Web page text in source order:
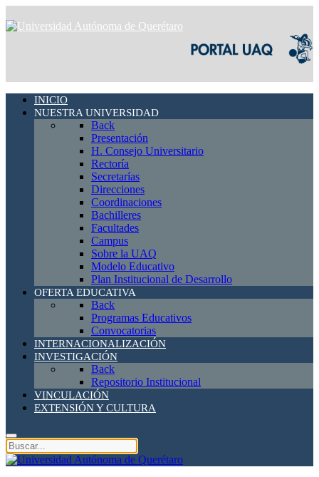
INICIO
NUESTRA UNIVERSIDAD
Back
Presentación
H. Consejo Universitario
Rectoría
Secretarías
Direcciones
Coordinaciones
Bachilleres
Facultades
Campus
Sobre la UAQ
Modelo Educativo
Plan Institucional de Desarrollo
OFERTA EDUCATIVA
Back
Programas Educativos
Convocatorias
INTERNACIONALIZACIÓN
INVESTIGACIÓN
Back
Repositorio Institucional
VINCULACIÓN
EXTENSIÓN Y CULTURA